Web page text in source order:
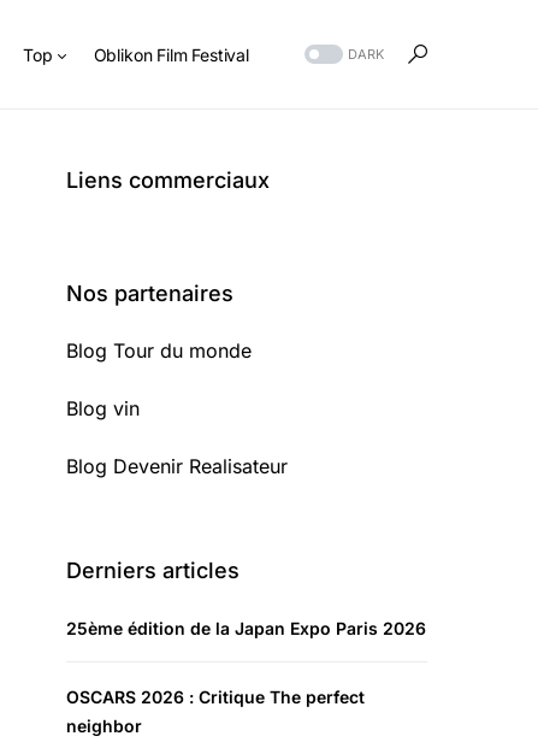
Top Oblikon Film Festival DARK
Liens commerciaux
Nos partenaires
Blog Tour du monde
Blog vin
Blog Devenir Realisateur
Derniers articles
25ème édition de la Japan Expo Paris 2026
OSCARS 2026 : Critique The perfect
neighbor